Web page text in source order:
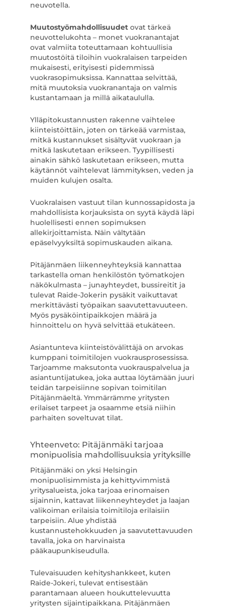
neuvotella.
Muutostyömahdollisuudetovat tärkeä
neuvottelukohta – monet vuokranantajat
ovat valmiita toteuttamaan kohtuullisia
muutostöitä tiloihin vuokralaisen tarpeiden
mukaisesti, erityisesti pidemmissä
vuokrasopimuksissa. Kannattaa selvittää,
mitä muutoksia vuokranantaja on valmis
kustantamaan ja millä aikataululla.
Ylläpitokustannusten rakenne vaihtelee
kiinteistöittäin, joten on tärkeää varmistaa,
mitkä kustannukset sisältyvät vuokraan ja
mitkä laskutetaan erikseen. Tyypillisesti
ainakin sähkö laskutetaan erikseen, mutta
käytännöt vaihtelevat lämmityksen, veden ja
muiden kulujen osalta.
Vuokralaisen vastuut tilan kunnossapidosta ja
mahdollisista korjauksista on syytä käydä läpi
huolellisesti ennen sopimuksen
allekirjoittamista. Näin vältytään
epäselvyyksiltä sopimuskauden aikana.
Pitäjänmäen liikenneyhteyksiä kannattaa
tarkastella oman henkilöstön työmatkojen
näkökulmasta – junayhteydet, bussireitit ja
tulevat Raide-Jokerin pysäkit vaikuttavat
merkittävästi työpaikan saavutettavuuteen.
Myös pysäköintipaikkojen määrä ja
hinnoittelu on hyvä selvittää etukäteen.
Asiantunteva kiinteistövälittäjä on arvokas
kumppani toimitilojen vuokrausprosessissa.
Tarjoamme maksutonta vuokrauspalvelua ja
asiantuntijatukea, joka auttaa löytämään juuri
teidän tarpeisiinne sopivan toimitilan
Pitäjänmäeltä. Ymmärrämme yritysten
erilaiset tarpeet ja osaamme etsiä niihin
parhaiten soveltuvat tilat.
Yhteenveto: Pitäjänmäki tarjoaa
monipuolisia mahdollisuuksia yrityksille
Pitäjänmäki on yksi Helsingin
monipuolisimmista ja kehittyvimmistä
yritysalueista, joka tarjoaa erinomaisen
sijainnin, kattavat liikenneyhteydet ja laajan
valikoiman erilaisia toimitiloja erilaisiin
tarpeisiin. Alue yhdistää
kustannustehokkuuden ja saavutettavuuden
tavalla, joka on harvinaista
pääkaupunkiseudulla.
Tulevaisuuden kehityshankkeet, kuten
Raide-Jokeri, tulevat entisestään
parantamaan alueen houkuttelevuutta
yritysten sijaintipaikkana. Pitäjänmäen